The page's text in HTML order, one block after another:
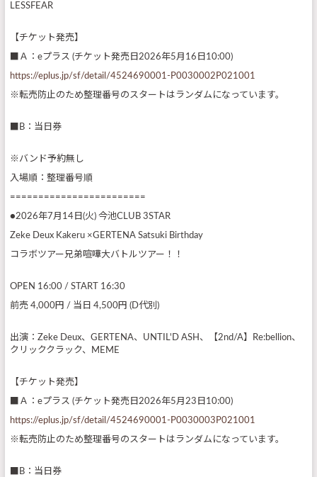
LESSFEAR
【チケット発売】
■Ａ：eプラス (チケット発売日2026年5月16日10:00)
https://eplus.jp/sf/detail/4524690001-P0030002P021001
※転売防止のため整理番号のスタートはランダムになっています。
■B：当日券
※バンド予約無し
入場順：整理番号順
========================
●2026年7月14日(火) 今池CLUB 3STAR
Zeke Deux Kakeru ×GERTENA Satsuki Birthday
コラボツアー兄弟喧嘩大バトルツアー！！
OPEN 16:00 / START 16:30
前売 4,000円 / 当日 4,500円 (D代別)
出演：Zeke Deux、GERTENA、UNTIL'D ASH、【2nd/A】Re:bellion、
クリッククラック、MEME
【チケット発売】
■Ａ：eプラス (チケット発売日2026年5月23日10:00)
https://eplus.jp/sf/detail/4524690001-P0030003P021001
※転売防止のため整理番号のスタートはランダムになっています。
■B：当日券